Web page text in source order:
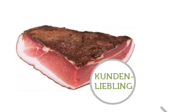
KUNDEN-
LIEBLING